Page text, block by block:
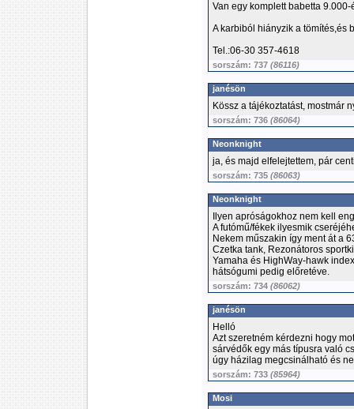
Van egy komplett babetta 9.000-
A karbiból hiányzik a tömítés,és
Tel.:06-30 357-4618
sorszám: 737 (86116)
janésön
Kössz a tájékoztatást, mostmár
sorszám: 736 (86064)
Neonknight
ja, és majd elfelejtettem, pár
sorszám: 735 (86063)
Neonknight
Ilyen apróságokhoz nem kell
A futómű/fékek ilyesmik
Nekem műszakin így ment át a
Czetka tank, Rezonátoros
Yamaha és HighWay-hawk
hátsógumi pedig előretéve.
sorszám: 734 (86062)
janésön
Helló
Azt szeretném kérdezni hogy
sárvédők egy más típusra való
úgy házilag megcsinálható és
sorszám: 733 (85964)
Mosi